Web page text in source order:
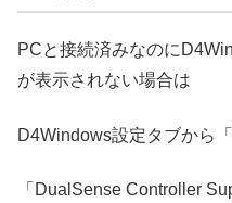
PCと接続済みなのに
が表示されない場合は
D4Windows設定タブから
「DualSense Controller